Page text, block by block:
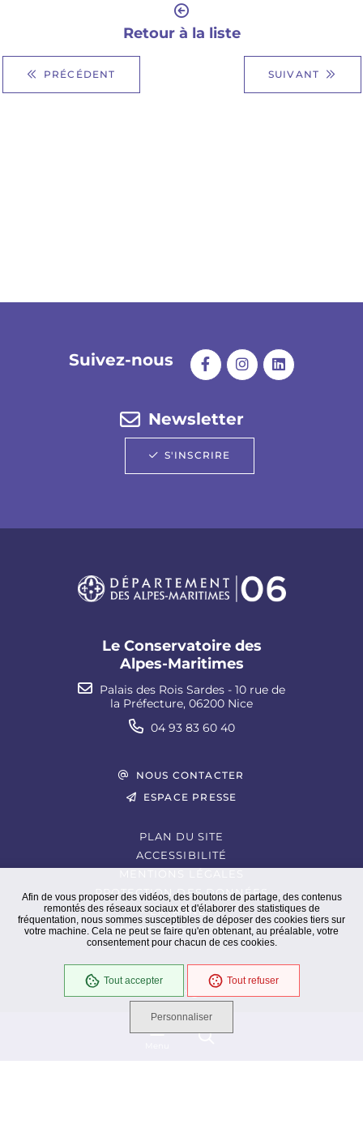
Afin de vous proposer des vidéos, des boutons de partage, des contenus
remontés des réseaux sociaux et d'élaborer des statistiques de
fréquentation, nous sommes susceptibles de déposer des cookies tiers sur
votre machine. Cela ne peut se faire qu'en obtenant, au préalable, votre
consentement pour chacun de ces cookies.
Tout accepter Tout refuser
Personnaliser
PRÉCÉDENT
Retour à la liste
SUIVANT
Suivez-nous
Newsletter
S'INSCRIRE
Le Conservatoire des
Alpes-Maritimes
Palais des Rois Sardes - 10 rue de
la Préfecture, 06200 Nice
04 93 83 60 40
NOUS CONTACTER
ESPACE PRESSE
PLAN DU SITE
ACCESSIBILITÉ
PROTECTION DES DONNÉES
EXTRANET
GESTION DES COOKIES
En cours